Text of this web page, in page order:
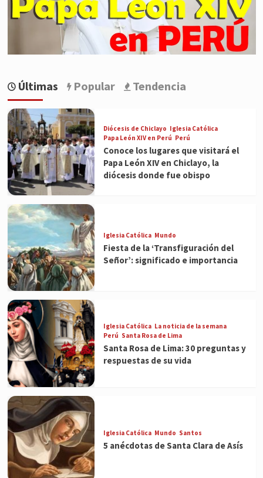
Últimas Popular Tendencia
Diócesis de Chiclayo Iglesia Católica
Papa León XIV en Perú Perú
Conoce los lugares que visitará el
Papa León XIV en Chiclayo, la
diócesis donde fue obispo
Iglesia Católica Mundo
Fiesta de la ‘Transfiguración del
Señor’: significado e importancia
Iglesia Católica La noticia de la semana
Perú Santa Rosa de Lima
Santa Rosa de Lima: 30 preguntas y
respuestas de su vida
Iglesia Católica Mundo Santos
5 anécdotas de Santa Clara de Asís